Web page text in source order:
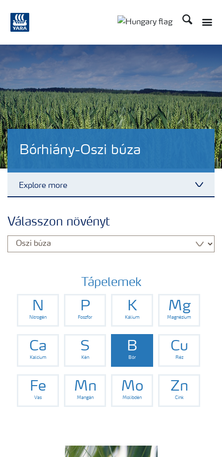
Keresés
Bórhiány-Oszi búza
Explore more
Yara adatbázis
Kísérleti eredmények
Kiadványaink
Válasszon növényt
Tápelemek
N
Nitrogén
P
Foszfor
K
Kálium
Mg
Magnézium
Ca
Kalcium
S
Kén
B
Bór
Cu
Réz
Fe
Vas
Mn
Mangán
Mo
Molibdén
Zn
Cink